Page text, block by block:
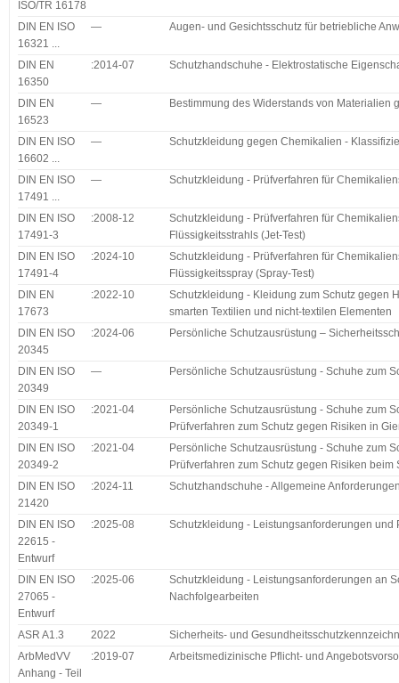
ISO/TR 16178
DIN EN ISO
16321 ...
— Augen- und Gesichtsschutz für betriebliche
DIN EN
16350
:2014-07 Schutzhandschuhe - Elektrostatische
DIN EN
16523
— Bestimmung des Widerstands von
DIN EN ISO
16602 ...
— Schutzkleidung gegen Chemikalien -
DIN EN ISO
17491 ...
— Schutzkleidung - Prüfverfahren für
DIN EN ISO
17491-3
:2008-12
Schutzkleidung - Prüfverfahren für
Flüssigkeitsstrahls (Jet-Test)
DIN EN ISO
17491-4
:2024-10
Schutzkleidung - Prüfverfahren für
Flüssigkeitsspray (Spray-Test)
DIN EN
17673
:2022-10
Schutzkleidung - Kleidung zum Schutz gegen
smarten Textilien und nicht-textilen Elementen
DIN EN ISO
20345
:2024-06 Persönliche Schutzausrüstung –
DIN EN ISO
20349
— Persönliche Schutzausrüstung - Schuhe zum
DIN EN ISO
20349-1
:2021-04
Persönliche Schutzausrüstung - Schuhe zum
Prüfverfahren zum Schutz gegen Risiken in
DIN EN ISO
20349-2
:2021-04
Persönliche Schutzausrüstung - Schuhe zum
Prüfverfahren zum Schutz gegen Risiken
DIN EN ISO
21420
:2024-11 Schutzhandschuhe - Allgemeine
DIN EN ISO
22615 -
Entwurf
:2025-08 Schutzkleidung - Leistungsanforderungen
DIN EN ISO
27065 -
Entwurf
:2025-06
Schutzkleidung - Leistungsanforderungen an
Nachfolgearbeiten
ASR A1.3 2022
Sicherheits- und
ArbMedVV
Anhang - Teil
:2019-07 Arbeitsmedizinische Pflicht- und